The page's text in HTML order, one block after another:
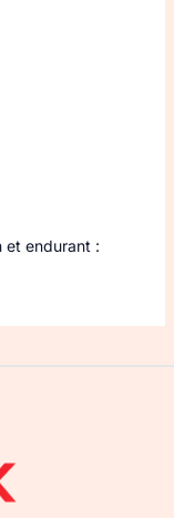
et endurant :